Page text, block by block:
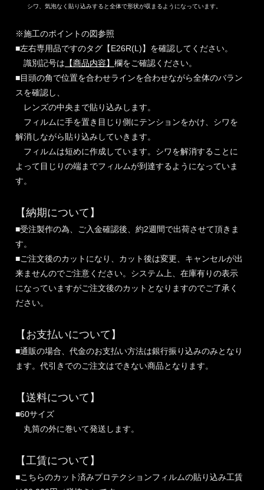
シワ、気泡なく貼り込みすると全体で形状が収まるようになっています。
※施工のポイントの図参照
■左右専用品ですのタグ【E26R(L)】を確認してください。
識別記号は 【商品内容】欄をご確認ください。
■目頭の角で位置を合わせラインを合わせながら全体のバラン
スを確認し、
レンズの中央まで貼り込みします。
フィルムに手を置き目じり側にテンションをかけ、シワを
解消しながら貼り込みしていきます。
フィルムは短めに作成しています。シワを解消することに
よって目じりの端までフィルムが到達するようになっていま
す。
【納期について】
■受注製作の為、ご入金確認後、約2週間で出荷させて頂きま
す。
■ご注文後のカットになり、カット後は変更、キャンセルが出
来ませんのでご注意ください。システム上、在庫有りの表示
になっていますがご注文後のカットとなりますのでご了承く
ださい。
【お支払いについて】
■通販の場合、代金のお支払い方法は銀行振り込みのみとなり
ます。代引きでのご注文はできない商品となります。
【送料について】
■60サイズ
丸筒の外に巻いて発送します。
【工賃について】
■こちらのカット済みプロテクションフィルムの貼り込み工賃